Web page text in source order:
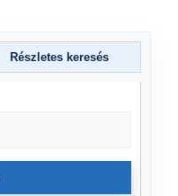
Részletes keresés